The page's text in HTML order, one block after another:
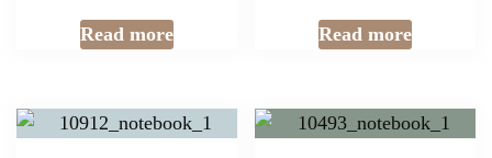
Read more Read more